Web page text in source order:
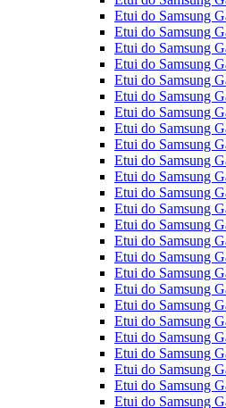
Etui do Samsung
Etui do Samsung
Etui do Samsung
Etui do Samsung
Etui do Samsung
Etui do Samsung
Etui do Samsung
Etui do Samsung
Etui do Samsung
Etui do Samsung
Etui do Samsung
Etui do Samsung
Etui do Samsung
Etui do Samsung
Etui do Samsung
Etui do Samsung
Etui do Samsung
Etui do Samsung
Etui do Samsung
Etui do Samsung
Etui do Samsung
Etui do Samsung
Etui do Samsung
Etui do Samsung
Etui do Samsung